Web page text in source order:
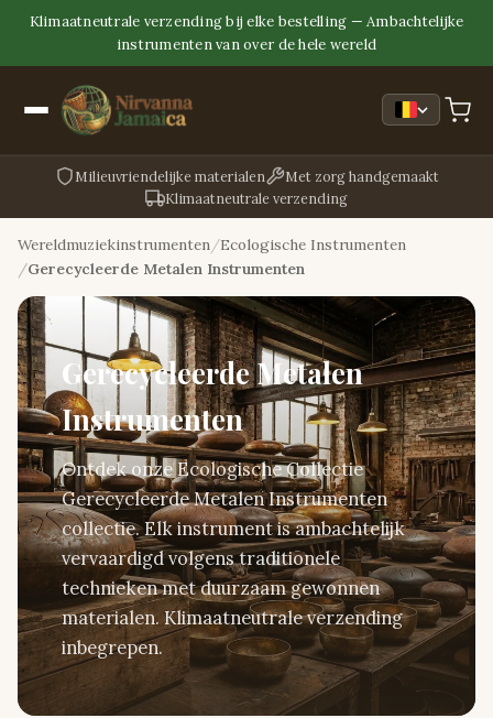
Klimaatneutrale verzending bij elke bestelling — Ambachtelijke
instrumenten van over de hele wereld
Milieuvriendelijke materialen
Met zorg handgemaakt
Klimaatneutrale verzending
Wereldmuziekinstrumenten Ecologische Instrumenten
Gerecycleerde Metalen Instrumenten
Gerecycleerde Metalen
Instrumenten
Ontdek onze Ecologische Collectie
Gerecycleerde Metalen Instrumenten
collectie. Elk instrument is ambachtelijk
vervaardigd volgens traditionele
technieken met duurzaam gewonnen
materialen. Klimaatneutrale verzending
inbegrepen.